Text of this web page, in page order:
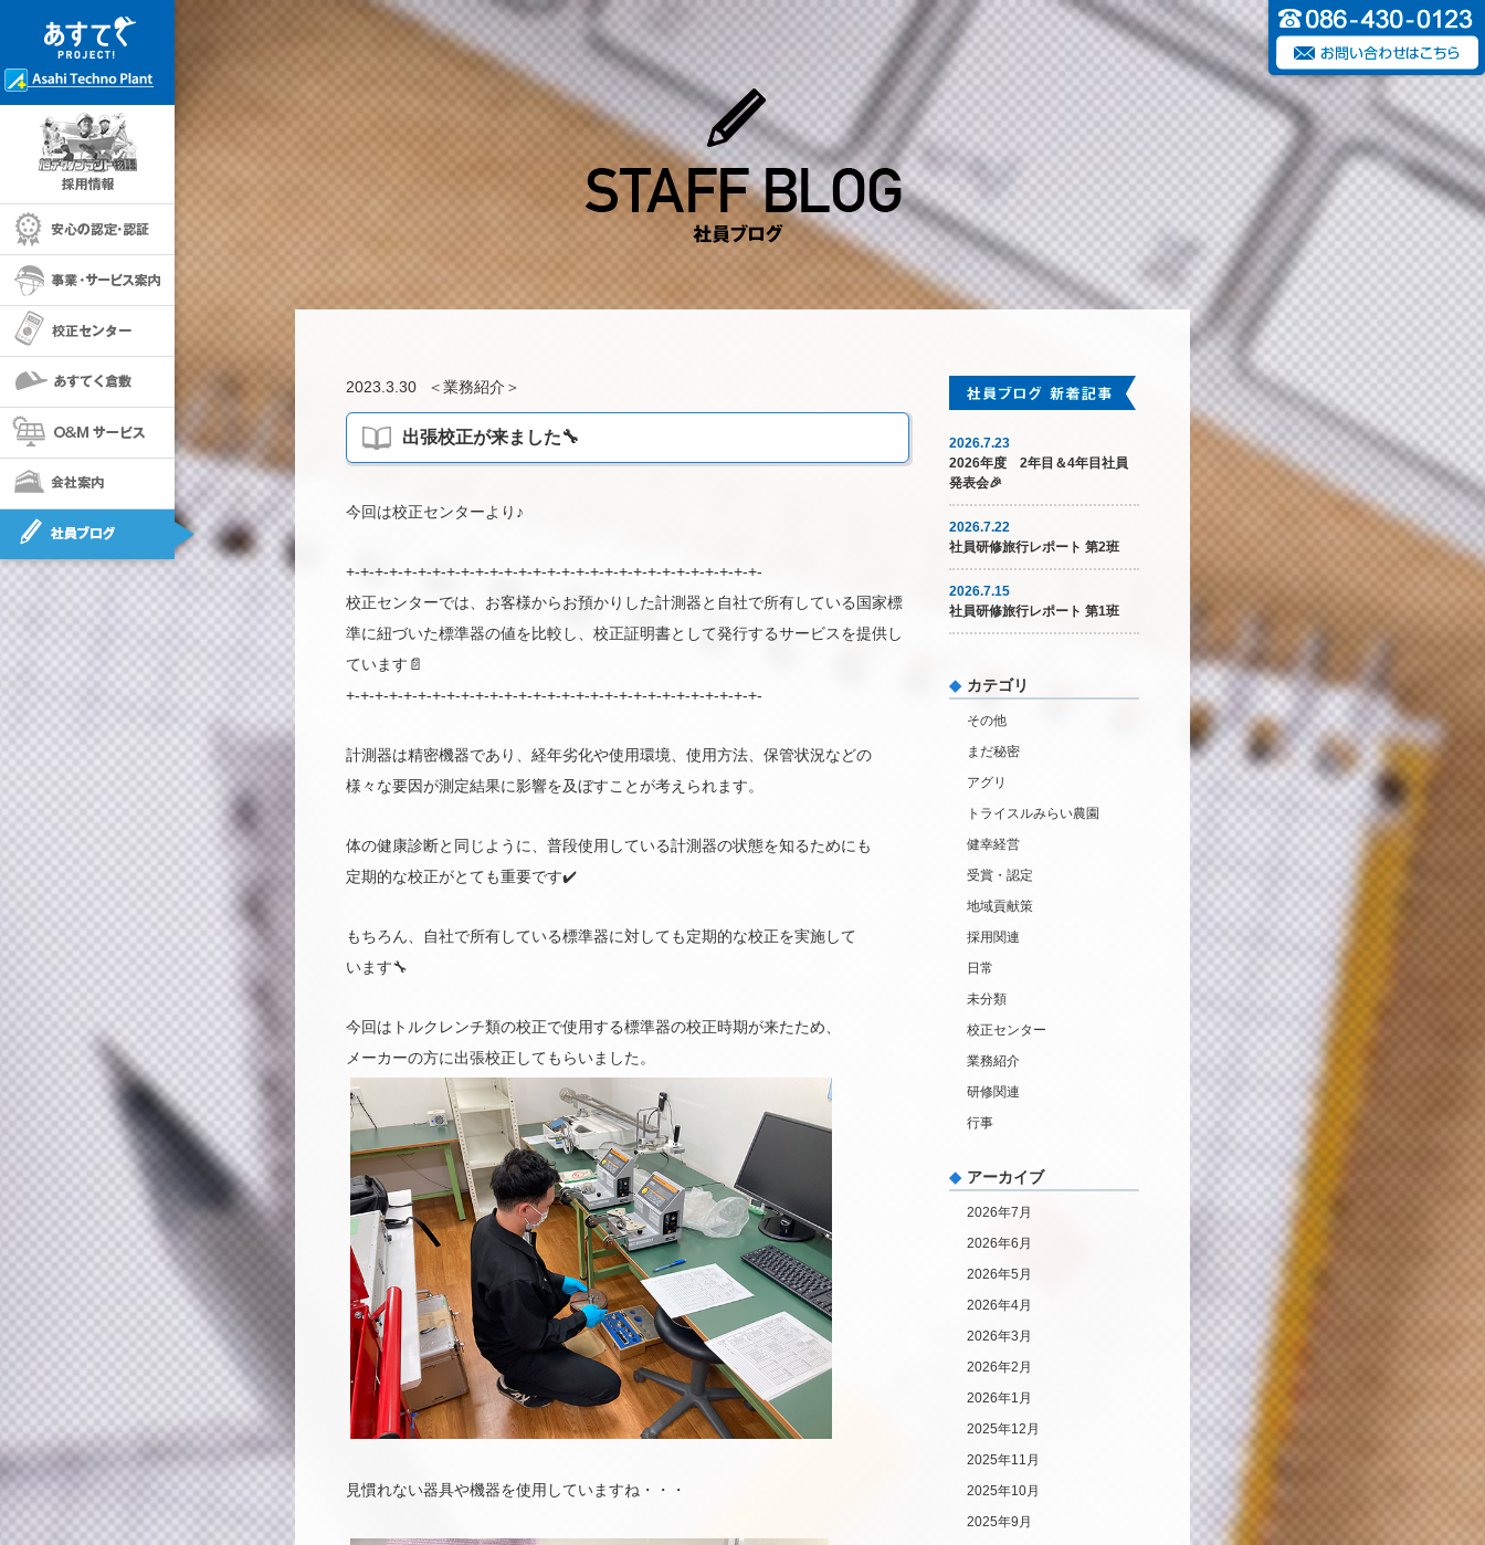
あすてく倉敷
O＆Mサービス
会社案内
社員ブログ
2023.3.30 ＜業務紹介 ＞
出張校正が来ました🔧
今回は校正センターより♪
+-+-+-+-+-+-+-+-+-+-+-+-+-+-+-+-+-+-+-+-+-+-+-+-+-+-+-+-+-
校正センターでは、お客様からお預かりした計測器と自社で所有している国家標
準に紐づいた標準器の値を比較し、校正証明書として発行するサービスを提供し
ています📄
+-+-+-+-+-+-+-+-+-+-+-+-+-+-+-+-+-+-+-+-+-+-+-+-+-+-+-+-+-
計測器は精密機器であり、経年劣化や使用環境、使用方法、保管状況などの
様々な要因が測定結果に影響を及ぼすことが考えられます。
体の健康診断と同じように、普段使用している計測器の状態を知るためにも
定期的な校正がとても重要です✔️
もちろん、自社で所有している標準器に対しても定期的な校正を実施して
います🔧
今回はトルクレンチ類の校正で使用する標準器の校正時期が来たため、
メーカーの方に出張校正してもらいました。
見慣れない器具や機器を使用していますね・・・
2026.7.23
2026年度 2年目＆4年目社員
発表会🎉
2026.7.22
社員研修旅行レポート 第2班
2026.7.15
社員研修旅行レポート 第1班
カテゴリ
その他
まだ秘密
アグリ
トライスルみらい農園
健幸経営
受賞・認定
地域貢献策
採用関連
日常
未分類
校正センター
業務紹介
研修関連
行事
アーカイブ
2026年7月
2026年6月
2026年5月
2026年4月
2026年3月
2026年2月
2026年1月
2025年12月
2025年11月
2025年10月
2025年9月